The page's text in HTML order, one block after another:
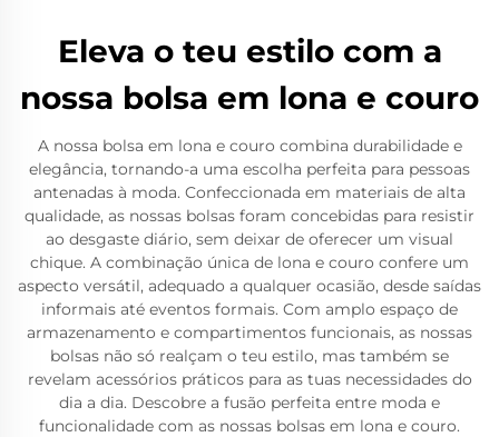
Eleva o teu estilo com a
nossa bolsa em lona e couro
A nossa bolsa em lona e couro combina durabilidade e
elegância, tornando-a uma escolha perfeita para pessoas
antenadas à moda. Confeccionada em materiais de alta
qualidade, as nossas bolsas foram concebidas para resistir
ao desgaste diário, sem deixar de oferecer um visual
chique. A combinação única de lona e couro confere um
aspecto versátil, adequado a qualquer ocasião, desde saídas
informais até eventos formais. Com amplo espaço de
armazenamento e compartimentos funcionais, as nossas
bolsas não só realçam o teu estilo, mas também se
revelam acessórios práticos para as tuas necessidades do
dia a dia. Descobre a fusão perfeita entre moda e
funcionalidade com as nossas bolsas em lona e couro.